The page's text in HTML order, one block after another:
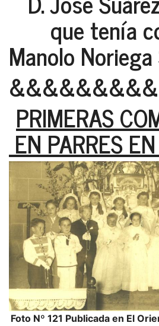
que tenía
Manolo
PRIMERAS
EN PARRES
Foto Nº 121 Publicada en El